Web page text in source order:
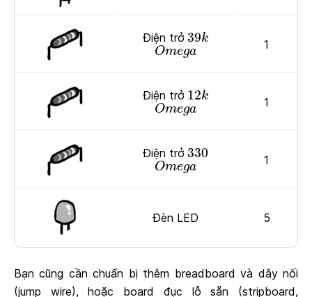
Điện trở 39k
39k
Omega
Omega 1
Điện trở 12k
12k
Omega
Omega 1
Điện trở 330
330
Omega
Omega 1
Đèn LED 5
Bạn cũng cần chuẩn bị thêm breadboard và dây nối
(jump wire), hoặc board đục lỗ sẵn (stripboard,